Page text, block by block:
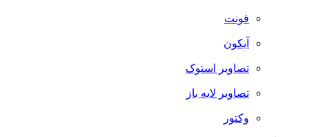
فونت
آیکون
تصاویر استوک
تصاویر لایه باز
وکتور